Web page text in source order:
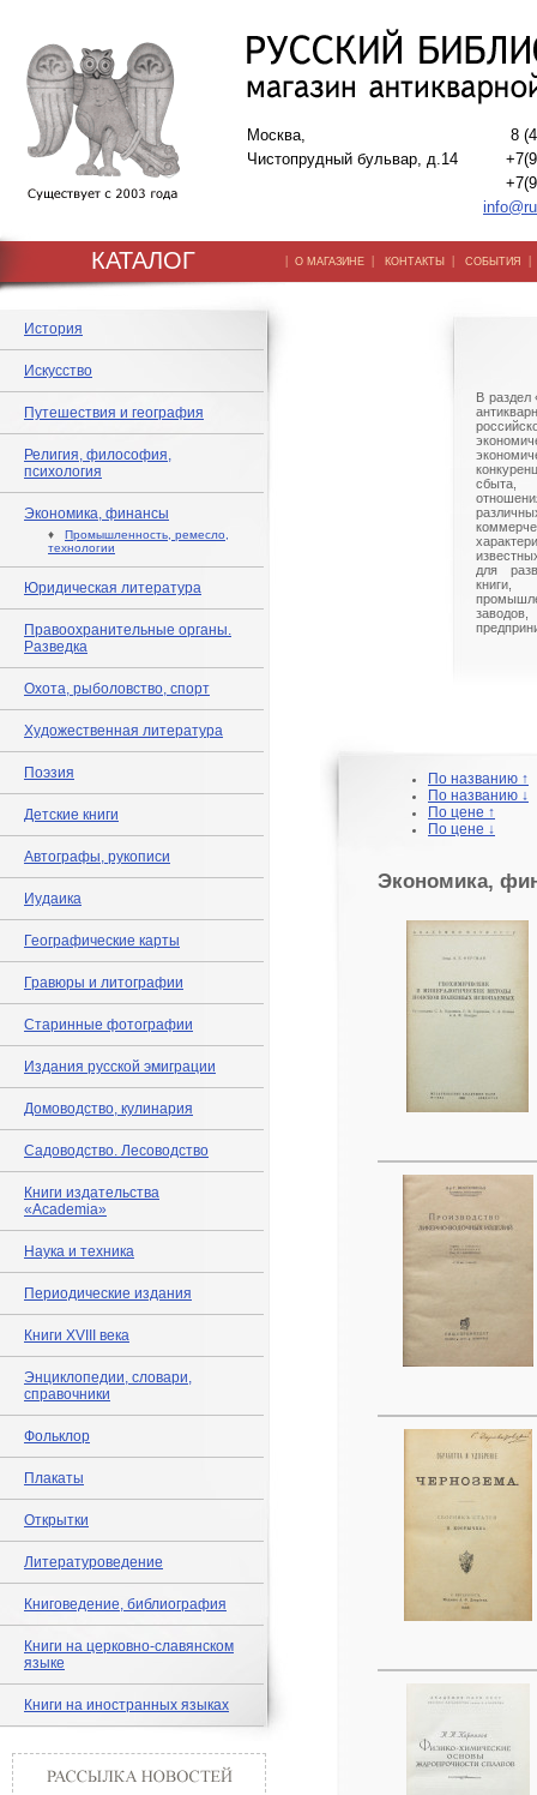
Москва,
Чистопрудный бульвар, д.14
8
КАТАЛОГ | О МАГАЗИНЕ | КОНТАКТЫ | СОБЫТИЯ
История
Искусство
Путешествия и география
Религия, философия,
психология
Экономика, финансы
♦ Промышленность, ремесло,
технологии
Юридическая литература
Правоохранительные органы.
Разведка
Охота, рыболовство, спорт
Художественная литература
Поэзия
Детские книги
Автографы, рукописи
Иудаика
Географические карты
Гравюры и литографии
Старинные фотографии
Издания русской эмиграции
Домоводство, кулинария
Садоводство. Лесоводство
Книги издательства
«Academia»
Наука и техника
Периодические издания
Книги XVIII века
Энциклопедии, словари,
справочники
Фольклор
Плакаты
Открытки
Литературоведение
Книговедение, библиография
Книги на церковно-славянском
языке
Книги на иностранных языках
В
сбыта,
для
книги,
По названию ↑
По названию ↓
По цене ↑
По цене ↓
Экономика,